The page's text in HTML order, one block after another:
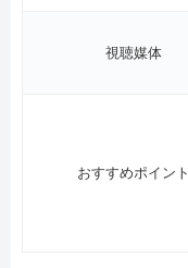
視聴媒体
おすすめポイント